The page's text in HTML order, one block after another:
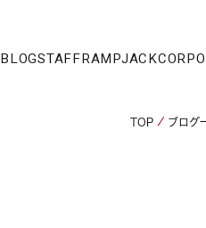
BLOGSTAFFRAMPJACK
TOP ブログ